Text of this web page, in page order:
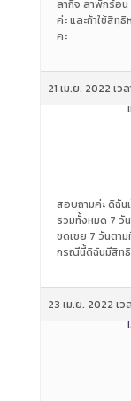
ลากิจ ลาพักร้อน
ค่ะ และถ้าใช้สิทฺ
คะ
21 เม.ย. 2022 เว
สอบถามค่ะ ดิฉัน
รวมทั้งหมด 7 วั
ชดเชย 7 วันตา
กรณีนี้ดิฉันมีสิทธิ
23 เม.ย. 2022 เ